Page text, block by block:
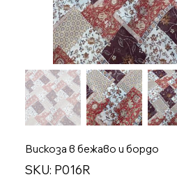
Вискоза в бежаво и бордо
SKU: SKU
P016R
P016R